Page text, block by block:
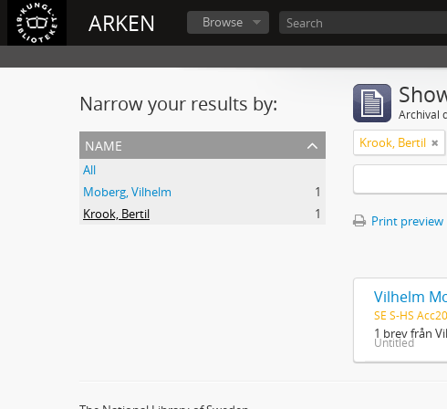
ARKEN Browse
Narrow your results by:
name
All
Moberg, Vilhelm
1
Krook, Bertil
1
Archival
Krook, Bertil
Print preview
Vilhelm
SE S-HS
1 brev från
Untitled